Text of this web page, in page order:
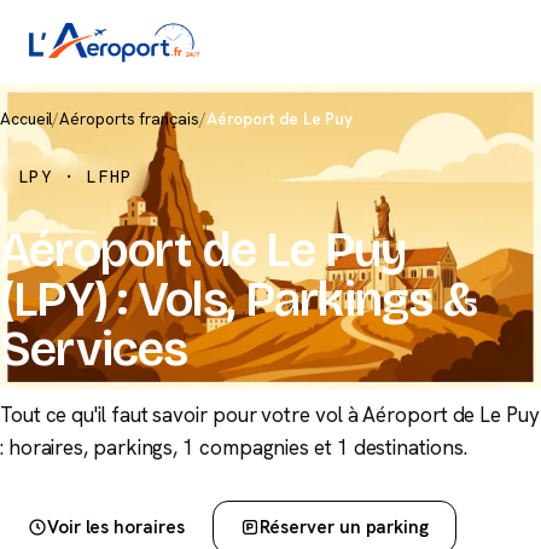
Accueil/Aéroports français/Aéroport de Le Puy
LPY · LFHP
Aéroport de Le Puy
(LPY) : Vols, Parkings &
Services
Tout ce qu'il faut savoir pour votre vol à Aéroport de Le Puy
: horaires, parkings, 1 compagnies et 1 destinations.
Voir les horaires Réserver un parking